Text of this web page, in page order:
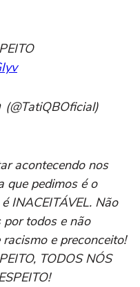
acontecendo nos
que pedimos é o
INACEITÁVEL. Não
todos e não
e preconceito!
TODOS NÓS